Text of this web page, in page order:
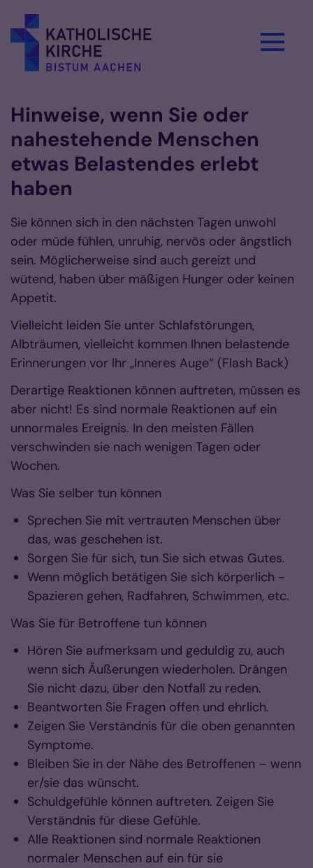
Hinweise, wenn Sie oder
nahestehende Menschen
etwas Belastendes erlebt
haben
Sie können sich in den nächsten Tagen unwohl
oder müde fühlen, unruhig, nervös oder ängstlich
sein. Möglicherweise sind auch gereizt und
wütend, haben über mäßigen Hunger oder keinen
Appetit.
Vielleicht leiden Sie unter Schlafstörungen,
Albträumen, vielleicht kommen Ihnen belastende
Erinnerungen vor Ihr „Inneres Auge“ (Flash Back)
Derartige Reaktionen können auftreten, müssen es
aber nicht! Es sind normale Reaktionen auf ein
unnormales Ereignis. In den meisten Fällen
verschwinden sie nach wenigen Tagen oder
Wochen.
Was Sie selber tun können
Sprechen Sie mit vertrauten Menschen über
das, was geschehen ist.
Sorgen Sie für sich, tun Sie sich etwas Gutes.
Wenn möglich betätigen Sie sich körperlich -
Spazieren gehen, Radfahren, Schwimmen, etc.
Was Sie für Betroffene tun können
Hören Sie aufmerksam und geduldig zu, auch
wenn sich Äußerungen wiederholen. Drängen
Sie nicht dazu, über den Notfall zu reden.
Beantworten Sie Fragen offen und ehrlich.
Zeigen Sie Verständnis für die oben genannten
Symptome.
Bleiben Sie in der Nähe des Betroffenen – wenn
er/sie das wünscht.
Schuldgefühle können auftreten. Zeigen Sie
Verständnis für diese Gefühle.
Alle Reaktionen sind normale Reaktionen
normaler Menschen auf ein für sie